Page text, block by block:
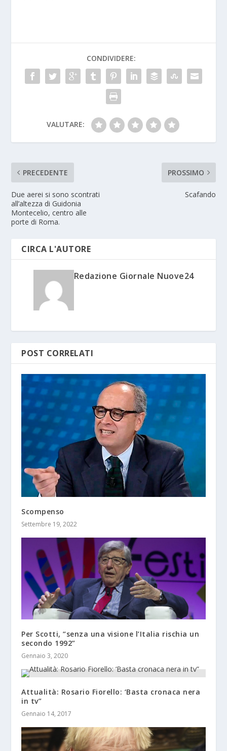
CONDIVIDERE:
VALUTARE:
PRECEDENTE
Due aerei si sono scontrati
all’altezza di Guidonia
Montecelio, centro alle
porte di Roma.
PROSSIMO
Scafando
CIRCA L'AUTORE
Redazione Giornale Nuove24
POST CORRELATI
Scompenso
Settembre 19, 2022
Per Scotti, “senza una visione l’Italia rischia un
secondo 1992”
Gennaio 3, 2020
Attualità: Rosario Fiorello: ‘Basta cronaca nera
in tv”
Gennaio 14, 2017